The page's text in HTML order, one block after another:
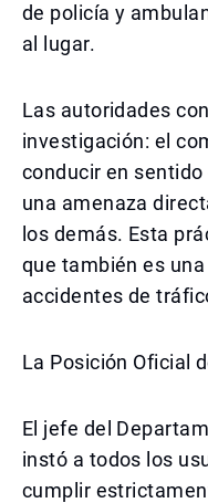
de policía y
al lugar.
Las autoridades
investigación: el
conducir en
una amenaza
los demás. Esta
que también es
accidentes de
La Posición Oficial
El jefe del
instó a todos los
cumplir